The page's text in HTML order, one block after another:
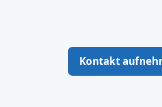
Kontakt